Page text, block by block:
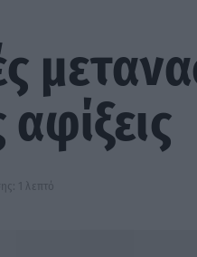
1 λεπτό